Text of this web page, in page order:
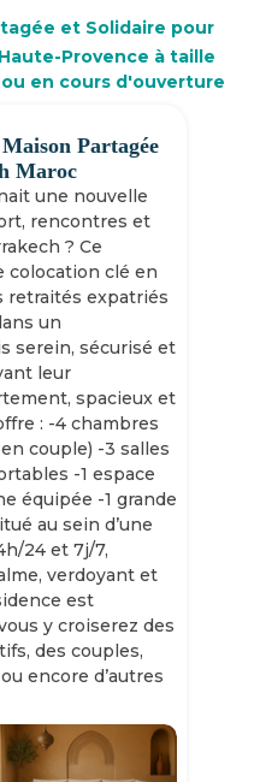
et Solidaire pour
Provence à taille
en cours d'ouverture
Partagée
Maroc
une nouvelle
rencontres et
? Ce
colocation clé en
retraités expatriés
un
serein, sécurisé et
leur
spacieux et
: -4 chambres
couple) -3 salles
-1 espace
équipée -1 grande
au sein d’une
24 et 7j/7,
verdoyant et
est
y croiserez des
des couples,
encore d’autres